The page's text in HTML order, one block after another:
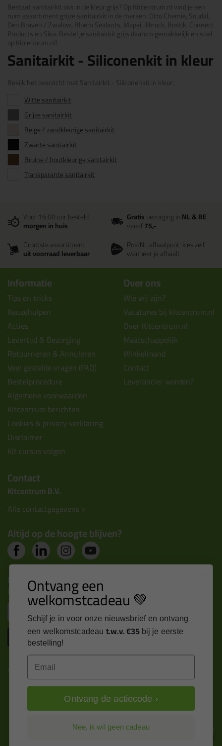
Bestaat sanitairkit ook in de kleur grijs? Op Kitcentrum.nl vind je een
ruim assortiment grijze sanitairkit in de merken: Otto Chemie, Soudal,
Den Braven / Zwaluw, Bloem Sealants, Mapei, illbruck, Bostik, Connect
Products en Sika. Bestel je sanitairkit grijs daarom gemakkelijk en snel
op Kitcentrum.nl!
Sanitairkit - Siliconenkit in kleur
Bekijk het overzicht met Sanitairkit - Siliconenkit in kleur:
Witte sanitairkit
Grijze sanitairkit
Beige / zandkleurige sanitairkit
Zwarte sanitairkit
Bruine / houtkleurige sanitairkit
Transparante sanitairkit
Voor 16:00 uur besteld
morgen in huis
Gratisbezorging inNL & BE
vanaf75,-
Grootste assortiment
uit voorraad leverbaar
PostNL afhaalpunt: kies zelf
wanneer je afhaalt
Informatie
Tips en tricks
Keuzehulpen
Acties
Levertijd & Bezorging
Retourneren & Annuleren
Veel gestelde vragen (FAQ)
Bestelprocedure
Algemene voorwaarden
Kitcentrum berichten
Cookies & privacy verklaring
Disclaimer
Kit cursus volgen
Over ons
Wie wij zijn?
Vacatures bij kitcentrum.nl
Over Kitcentrum.nl
Maatschappelijk
Winkelmand
Contact
Leverancier worden?
Contact
Kitcentrum B.V.
Alle contactgegevens >
Altijd op de hoogte blijven?
Nieuws, tips en exclusieve deals rechtstreeks in je
inbox
Inschrijven
Kitcentrum is trots op:
Alle prijzen zijn in EURO en excl. 21% BTW
wijzig naar incl. BTW
Ontvang een
welkomstcadeau 💚
Schijf je in voor onze nieuwsbrief en ontvang
een welkomstcadeau t.w.v. €35 bij je eerste
bestelling!
Email
Ontvang de actiecode ›
Nee, ik wil geen cadeau